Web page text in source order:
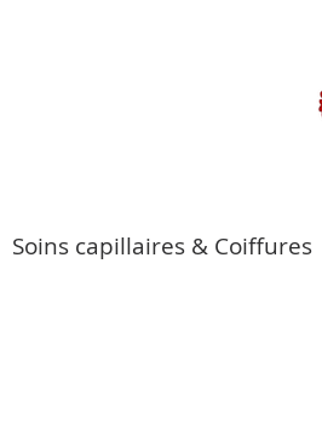
Soins capillaires & Coiffures